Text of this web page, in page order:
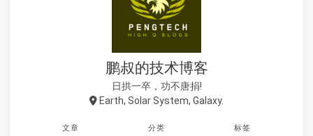
鹏叔的技术博客
日拱一卒，功不唐捐!
Earth, Solar System, Galaxy.
文章 分类 标签